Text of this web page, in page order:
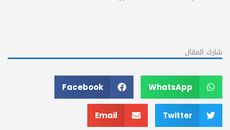
شارك المقال
WhatsApp
Facebook
Twitter
Email